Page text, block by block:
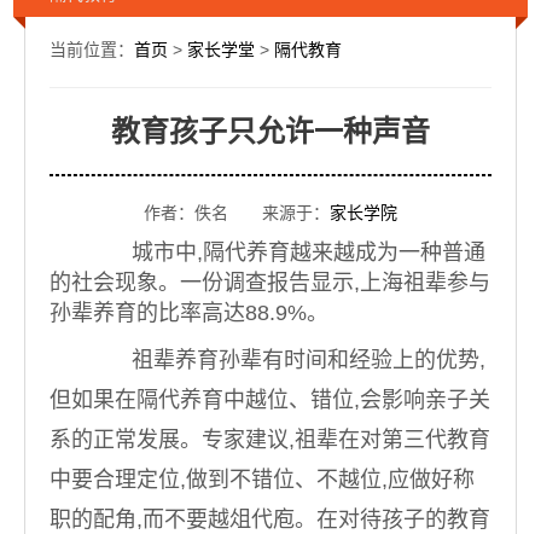
当前位置： 首页 > 家长学堂 > 隔代教育
教育孩子只允许一种声音
作者：佚名 来源于： 家长学院
城市中,隔代养育越来越成为一种普通
的社会现象。一份调查报告显示,上海祖辈参与
孙辈养育的比率高达88.9%。
祖辈养育孙辈有时间和经验上的优势,
但如果在隔代养育中越位、错位,会影响亲子关
系的正常发展。专家建议,祖辈在对第三代教育
中要合理定位,做到不错位、不越位,应做好称
职的配角,而不要越俎代庖。在对待孩子的教育